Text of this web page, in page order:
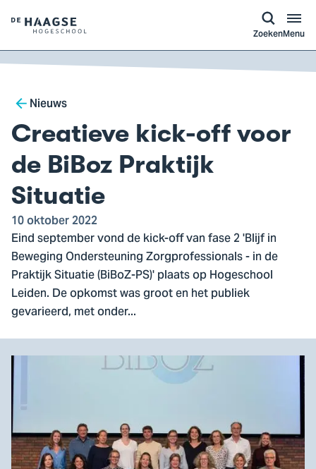
Logo
van
De
Hogeschool,
ga
naar
de
homepagina
ZoekenMenu
Breadcrumb
Nieuws
Creatieve kick-off voor
de BiBoz Praktijk
Situatie
10 oktober 2022
Eind september vond de kick-off van fase 2 'Blijf in
Beweging Ondersteuning Zorgprofessionals - in de
Praktijk Situatie (BiBoZ-PS)' plaats op Hogeschool
Leiden. De opkomst was groot en het publiek
gevarieerd, met onder...